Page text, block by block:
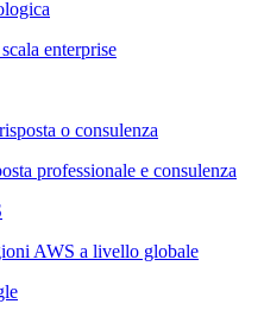
enterprise
o consulenza
professionale e consulenza
AWS a livello globale